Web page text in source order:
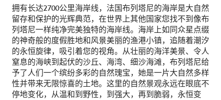
拥有长达2700公里海岸线，法国布列塔尼的海岸是大自然
留存和保护的光辉典范，在世界上其他国家您找不到像布
列塔尼一样纯净完美独特的海岸线。海岸上如同众星点缀
的神奇般的度假胜地和风景美丽的渔港小镇，追随着潮汐
的永恒旋律，吸引着您的视角。从壮丽的海洋美景、令人
窒息的海峡到起伏的沙丘、海湾、细沙海滩，布列塔尼给
予了人们一个缤纷多彩的自然瑰宝，她是一片大自然多样
性并带来无限惊喜的土地。这里的自然景观永远在眼底不
停地变化，从温和到野性，到强大，再到脆弱，永恒变